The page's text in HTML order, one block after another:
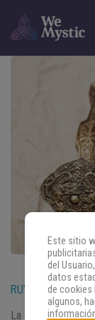
RUYI: EL
La cultura china
Este sitio
del
datos
de cookies
algunos,